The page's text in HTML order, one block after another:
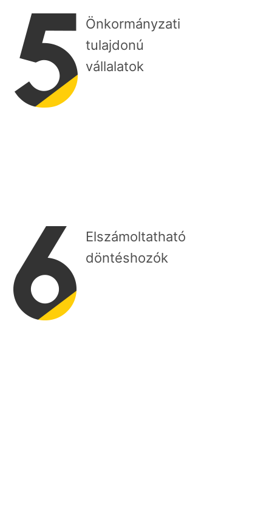
Önkormányzati
tulajdonú
vállalatok
Elszámoltatható
döntéshozók